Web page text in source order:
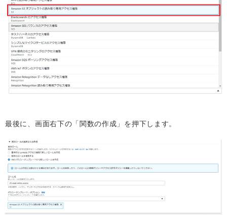
最後に、画面右下の「関数の作成」を押下します。